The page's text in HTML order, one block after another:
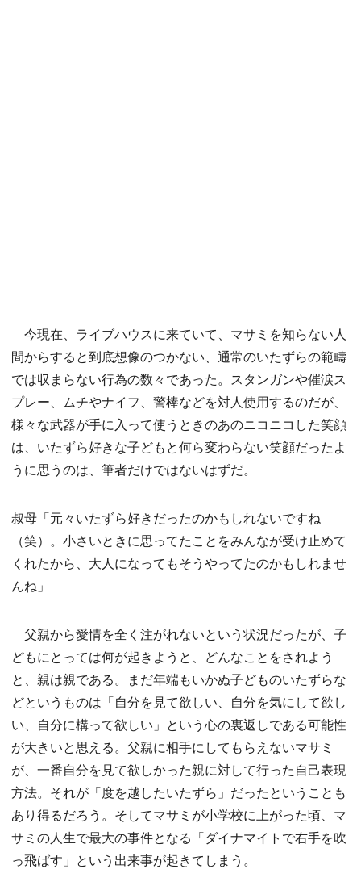
今現在、ライブハウスに来ていて、マサミを知らない人
間からすると到底想像のつかない、通常のいたずらの範疇
では収まらない行為の数々であった。スタンガンや催涙ス
プレー、ムチやナイフ、警棒などを対人使用するのだが、
様々な武器が手に入って使うときのあのニコニコした笑顔
は、いたずら好きな子どもと何ら変わらない笑顔だったよ
うに思うのは、筆者だけではないはずだ。
叔母「元々いたずら好きだったのかもしれないですね
（笑）。小さいときに思ってたことをみんなが受け止めて
くれたから、大人になってもそうやってたのかもしれませ
んね」
父親から愛情を全く注がれないという状況だったが、子
どもにとっては何が起きようと、どんなことをされよう
と、親は親である。まだ年端もいかぬ子どものいたずらな
どというものは「自分を見て欲しい、自分を気にして欲し
い、自分に構って欲しい」という心の裏返しである可能性
が大きいと思える。父親に相手にしてもらえないマサミ
が、一番自分を見て欲しかった親に対して行った自己表現
方法。それが「度を越したいたずら」だったということも
あり得るだろう。そしてマサミが小学校に上がった頃、マ
サミの人生で最大の事件となる「ダイナマイトで右手を吹
っ飛ばす」という出来事が起きてしまう。